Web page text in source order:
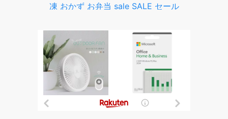
凍 おかず お弁当 sale SALE セール